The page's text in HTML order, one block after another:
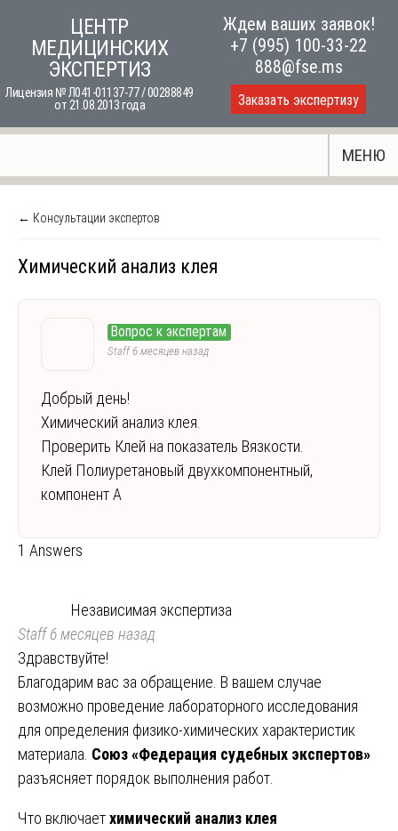
content
ЦЕНТР
МЕДИЦИНСКИХ
ЭКСПЕРТИЗ
Лицензия № Л041-01137-77 / 00288849
от 21.08.2013 года
Ждем ваших заявок!
+7 (995) 100-33-22
888@fse.ms
Заказать экспертизу
МЕНЮ
← Консультации экспертов
Химический анализ клея
Вопрос к экспертам
Staff6 месяцев назад
Добрый день!
Химический анализ клея.
Проверить Клей на показатель Вязкости.
Клей Полиуретановый двухкомпонентный,
компонент А
1 Answers
Независимая экспертиза
Staff6 месяцев назад
Здравствуйте!
Благодарим вас за обращение. В вашем случае
возможно проведение лабораторного исследования
для определения физико-химических характеристик
материала. Союз «Федерация судебных экспертов»
разъясняет порядок выполнения работ.
Что включаетхимический анализ клея